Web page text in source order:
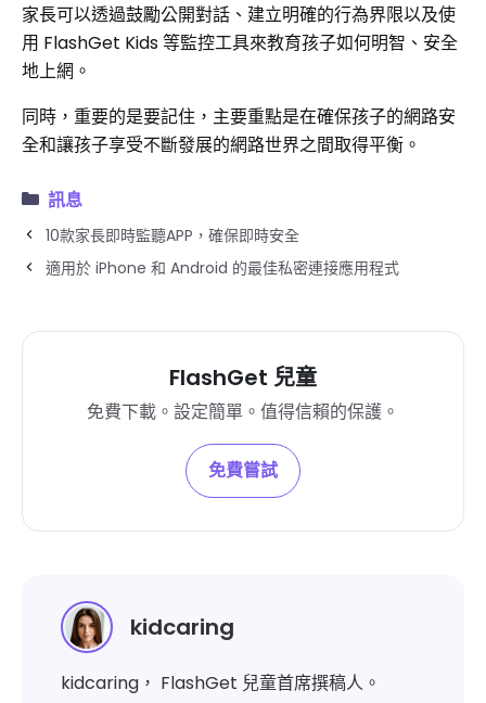
家長可以透過鼓勵公開對話、建立明確的行為界限以及使
用 FlashGet Kids 等監控工具來教育孩子如何明智、安全
地上網。
同時，重要的是要記住，主要重點是在確保孩子的網路安
全和讓孩子享受不斷發展的網路世界之間取得平衡。
訊息
10款家長即時監聽APP，確保即時安全
適用於 iPhone 和 Android 的最佳私密連接應用程式
FlashGet 兒童
免費下載。設定簡單。值得信賴的保護。
免費嘗試
kidcaring
kidcaring， FlashGet 兒童首席撰稿人。